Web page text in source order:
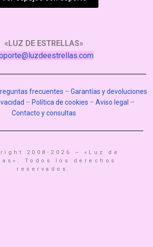
«LUZ DE ESTRELLAS»
frecuentes – Garantías y devoluciones
– Política de cookies – Aviso legal –
Contacto y consultas
2008-2026 – «Luz de
Todos los derechos
reservados.